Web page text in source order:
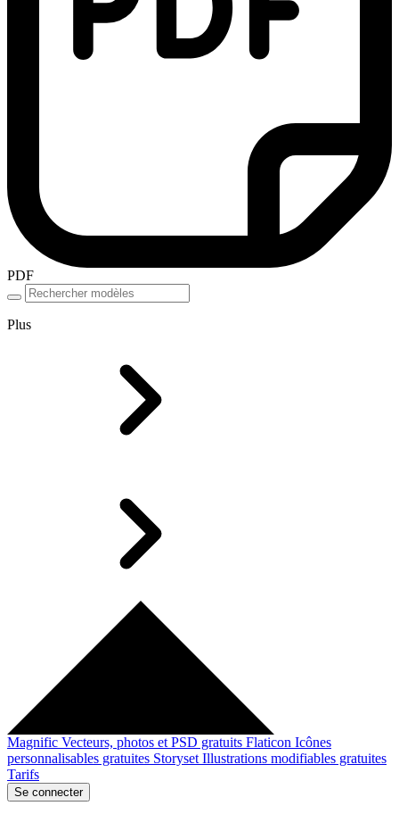
PDF
Plus
Magnific Vecteurs, photos et PSD gratuits Flaticon Icônes
personnalisables gratuites Storyset Illustrations modifiables gratuites
Tarifs
Se connecter